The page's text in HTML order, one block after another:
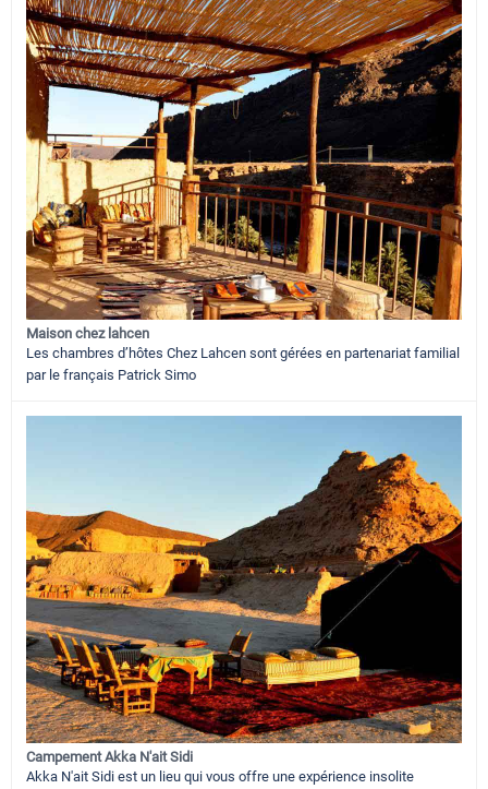
Maison chez lahcen
Les chambres d’hôtes Chez Lahcen sont gérées en partenariat familial
par le français Patrick Simo
Campement Akka N'ait Sidi
Akka N'ait Sidi est un lieu qui vous offre une expérience insolite